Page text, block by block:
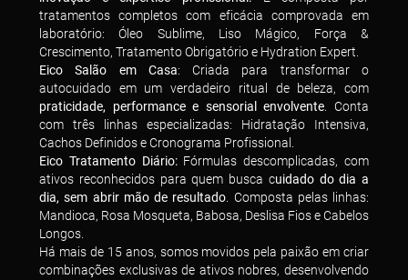
tratamentos completos com eficácia comprovada em
laboratório: Óleo Sublime, Liso Mágico, Força &
Crescimento, Tratamento Obrigatório e Hydration Expert.
Eico Salão em Casa: Criada para transformar o
autocuidado em um verdadeiro ritual de beleza, com
praticidade, performance e sensorial envolvente . Conta
com três linhas especializadas: Hidratação Intensiva,
Cachos Definidos e Cronograma Profissional.
Eico Tratamento Diário:Fórmulas descomplicadas, com
ativos reconhecidos para quem busca cuidado do dia a
dia, sem abrir mão de resultado . Composta pelas linhas:
Mandioca, Rosa Mosqueta, Babosa, Deslisa Fios e Cabelos
Longos.
Há mais de 15 anos, somos movidos pela paixão em criar
combinações exclusivas de ativos nobres, desenvolvendo